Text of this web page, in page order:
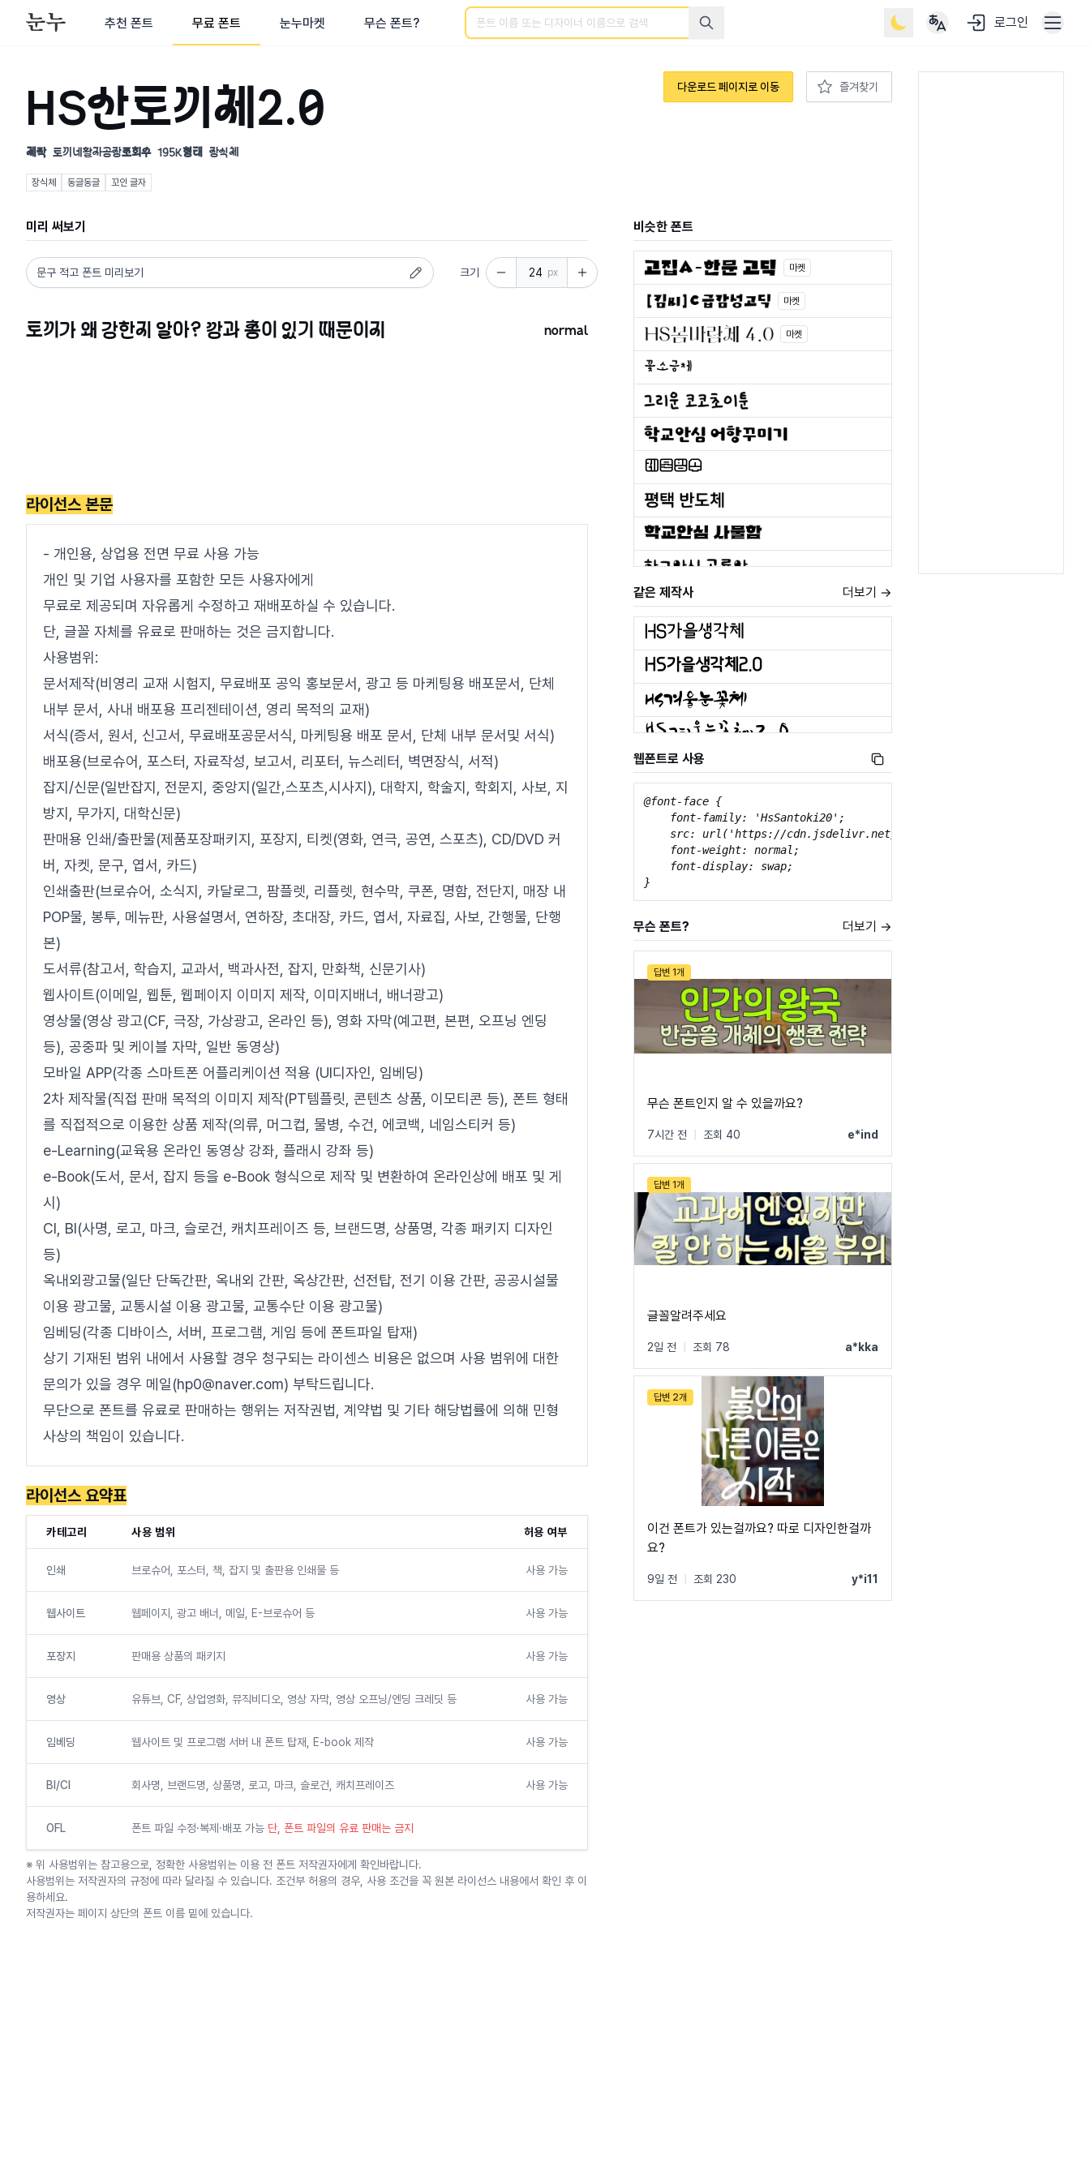
추천 폰트 무료 폰트 눈누마켓 무슨 폰트?
검색 로그인
HS산토끼체2.0
제작 토끼네활자공장조회수 195K형태 장식체
장식체 동글동글 꼬인 글자
다운로드 페이지로 이동 즐겨찾기
미리 써보기
크기 px
normal
라이선스 본문
- 개인용, 상업용 전면 무료 사용 가능
개인 및 기업 사용자를 포함한 모든 사용자에게
무료로 제공되며 자유롭게 수정하고 재배포하실 수 있습니다.
단, 글꼴 자체를 유료로 판매하는 것은 금지합니다.
사용범위:
문서제작(비영리 교재 시험지, 무료배포 공익 홍보문서, 광고 등 마케팅용 배포문서, 단체
내부 문서, 사내 배포용 프리젠테이션, 영리 목적의 교재)
서식(증서, 원서, 신고서, 무료배포공문서식, 마케팅용 배포 문서, 단체 내부 문서및 서식)
배포용(브로슈어, 포스터, 자료작성, 보고서, 리포터, 뉴스레터, 벽면장식, 서적)
잡지/신문(일반잡지, 전문지, 중앙지(일간,스포츠,시사지), 대학지, 학술지, 학회지, 사보, 지
방지, 무가지, 대학신문)
판매용 인쇄/출판물(제품포장패키지, 포장지, 티켓(영화, 연극, 공연, 스포츠), CD/DVD 커
버, 자켓, 문구, 엽서, 카드)
인쇄출판(브로슈어, 소식지, 카달로그, 팜플렛, 리플렛, 현수막, 쿠폰, 명함, 전단지, 매장 내
POP물, 봉투, 메뉴판, 사용설명서, 연하장, 초대장, 카드, 엽서, 자료집, 사보, 간행물, 단행
본)
도서류(참고서, 학습지, 교과서, 백과사전, 잡지, 만화책, 신문기사)
웹사이트(이메일, 웹툰, 웹페이지 이미지 제작, 이미지배너, 배너광고)
영상물(영상 광고(CF, 극장, 가상광고, 온라인 등), 영화 자막(예고편, 본편, 오프닝 엔딩
등), 공중파 및 케이블 자막, 일반 동영상)
모바일 APP(각종 스마트폰 어플리케이션 적용 (UI디자인, 임베딩)
2차 제작물(직접 판매 목적의 이미지 제작(PT템플릿, 콘텐츠 상품, 이모티콘 등), 폰트 형태
를 직접적으로 이용한 상품 제작(의류, 머그컵, 물병, 수건, 에코백, 네임스티커 등)
e-Learning(교육용 온라인 동영상 강좌, 플래시 강좌 등)
e-Book(도서, 문서, 잡지 등을 e-Book 형식으로 제작 및 변환하여 온라인상에 배포 및 게
시)
CI, BI(사명, 로고, 마크, 슬로건, 캐치프레이즈 등, 브랜드명, 상품명, 각종 패키지 디자인
등)
옥내외광고물(일단 단독간판, 옥내외 간판, 옥상간판, 선전탑, 전기 이용 간판, 공공시설물
이용 광고물, 교통시설 이용 광고물, 교통수단 이용 광고물)
임베딩(각종 디바이스, 서버, 프로그램, 게임 등에 폰트파일 탑재)
상기 기재된 범위 내에서 사용할 경우 청구되는 라이센스 비용은 없으며 사용 범위에 대한
문의가 있을 경우 메일(hp0@naver.com) 부탁드립니다.
무단으로 폰트를 유료로 판매하는 행위는 저작권법, 계약법 및 기타 해당법률에 의해 민형
사상의 책임이 있습니다.
라이선스 요약표
카테고리 사용 범위 허용 여부
인쇄 브로슈어, 포스터, 책, 잡지 및 출판용 인쇄물 등 사용 가능
웹사이트 웹페이지, 광고 배너, 메일, E-브로슈어 등 사용 가능
포장지 판매용 상품의 패키지 사용 가능
영상 유튜브, CF, 상업영화, 뮤직비디오, 영상 자막, 영상 오프닝/엔딩 크레딧 등 사용 가능
임베딩 웹사이트 및 프로그램 서버 내 폰트 탑재, E-book 제작 사용 가능
BI/CI 회사명, 브랜드명, 상품명, 로고, 마크, 슬로건, 캐치프레이즈 사용 가능
OFL 폰트 파일 수정·복제·배포 가능 단, 폰트 파일의 유료 판매는 금지
※ 위 사용범위는 참고용으로, 정확한 사용범위는 이용 전 폰트 저작권자에게 확인바랍니다.
사용범위는 저작권자의 규정에 따라 달라질 수 있습니다. 조건부 허용의 경우, 사용 조건을 꼭 원본 라이선스 내용에서 확인 후 이
용하세요.
저작권자는 페이지 상단의 폰트 이름 밑에 있습니다.
비슷한 폰트
마켓
마켓
마켓
같은 제작사 더보기 →
토끼네활자공장의 모든 폰트 보기 →
웹폰트로 사용
@font-face {
    font-family: 'HsSantoki20';
src: url('https://cdn.jsdelivr.net/gh/projectnoonnu/2405@1.0/
    font-weight: normal;
    font-display: swap;
}
무슨 폰트? 더보기 →
답변 1개
무슨 폰트인지 알 수 있을까요?
7시간 전 조회 40 e*ind
답변 1개
글꼴알려주세요
2일 전 조회 78 a*kka
답변 2개
이건 폰트가 있는걸까요? 따로 디자인한걸까
요?
9일 전 조회 230 y*i11